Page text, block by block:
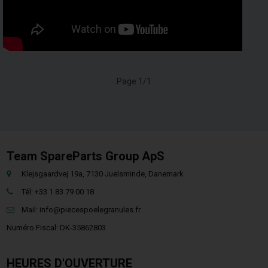
Page 1/1
Team SpareParts Group ApS
Klejsgaardvej 19a, 7130 Juelsminde, Danemark
Tél: +33 1 83 79 00 18
Mail: info@piecespoelegranules.fr
Numéro Fiscal: DK-35862803
HEURES D'OUVERTURE